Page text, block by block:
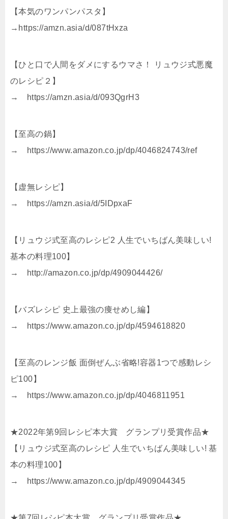
【本気のワンパンパスタ】
→https://amzn.asia/d/087tHxza
【ひと口で人間をダメにするウマさ！ リュウジ式悪魔
のレシピ２】
→ https://amzn.asia/d/093QgrH3
【至高の鍋】
→ https://www.amazon.co.jp/dp/4046824743/ref
【虚無レシピ】
→ https://amzn.asia/d/5IDpxaF
【リュウジ式至高のレシピ2 人生でいちばん美味しい!
基本の料理100】
→ http://amazon.co.jp/dp/4909044426/
【バズレシピ 史上最強の痩せめし編】
→ https://www.amazon.co.jp/dp/4594618820
【至高のレンジ飯 面倒ぜんぶ省略!容器1つで感動レシ
ピ100】
→ https://www.amazon.co.jp/dp/4046811951
★2022年第9回レシピ本大賞 グランプリ受賞作品★
【リュウジ式至高のレシピ 人生でいちばん美味しい! 基
本の料理100】
→ https://www.amazon.co.jp/dp/4909044345